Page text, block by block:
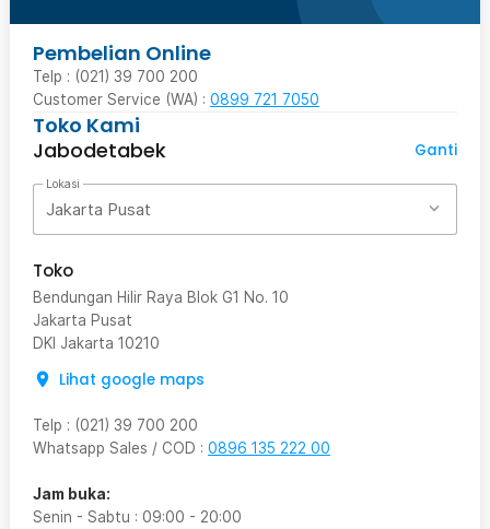
Pembelian Online
Telp : (021) 39 700 200
Customer Service (WA) : 0899 721 7050
Toko Kami
Jabodetabek
Ganti
Lokasi
Jakarta Pusat
Toko
Bendungan Hilir Raya Blok G1 No. 10
Jakarta Pusat
DKI Jakarta 10210
Lihat google maps
Telp : (021) 39 700 200
Whatsapp Sales / COD : 0896 135 222 00
Jam buka:
Senin - Sabtu : 09:00 - 20:00